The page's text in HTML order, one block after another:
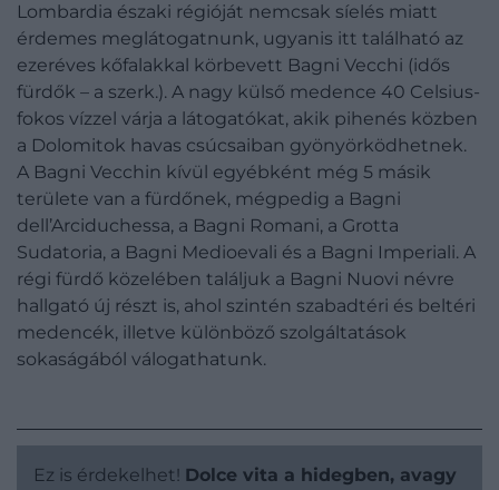
Lombardia északi régióját nemcsak síelés miatt
érdemes meglátogatnunk, ugyanis itt található az
ezeréves kőfalakkal körbevett Bagni Vecchi (idős
fürdők – a szerk.). A nagy külső medence 40 Celsius-
fokos vízzel várja a látogatókat, akik pihenés közben
a Dolomitok havas csúcsaiban gyönyörködhetnek.
A Bagni Vecchin kívül egyébként még 5 másik
területe van a fürdőnek, mégpedig a Bagni
dell’Arciduchessa, a Bagni Romani, a Grotta
Sudatoria, a Bagni Medioevali és a Bagni Imperiali. A
régi fürdő közelében találjuk a Bagni Nuovi névre
hallgató új részt is, ahol szintén szabadtéri és beltéri
medencék, illetve különböző szolgáltatások
sokaságából válogathatunk.
Ez is érdekelhet! Dolce vita a hidegben, avagy